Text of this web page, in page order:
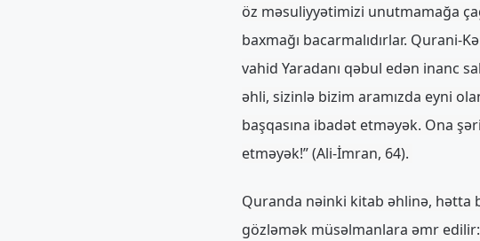
öz məsuliyyətimizi unutmamağa
baxmağı bacarmalıdırlar. Qurani-
vahid Yaradanı qəbul edən inanc
əhli, sizinlə bizim aramızda eyni
başqasına ibadət etməyək. Ona
etməyək!” (Ali-İmran, 64).
Quranda nəinki kitab əhlinə, hətta
gözləmək müsəlmanlara əmr edilir: